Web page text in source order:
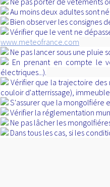
Au moins deux adultes sont
Bien observer les consignes
Vérifier que le vent ne
www.meteofrance.com
Ne pas lancer sous une pluie
En prenant en compte le
électriques...).
Vérifier que la trajectoire
couloir d'atterrissage),
S'assurer que la mongolfiére
Vérifier la réglementation
Ne pas lâcher les
Dans tous les cas, si les